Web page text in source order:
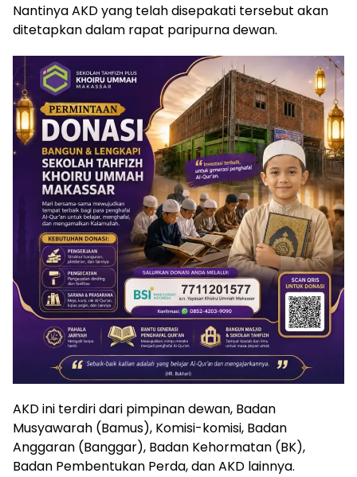
Nantinya AKD yang telah disepakati tersebut akan
ditetapkan dalam rapat paripurna dewan.
AKD ini terdiri dari pimpinan dewan, Badan
Musyawarah (Bamus), Komisi-komisi, Badan
Anggaran (Banggar), Badan Kehormatan (BK),
Badan Pembentukan Perda, dan AKD lainnya.